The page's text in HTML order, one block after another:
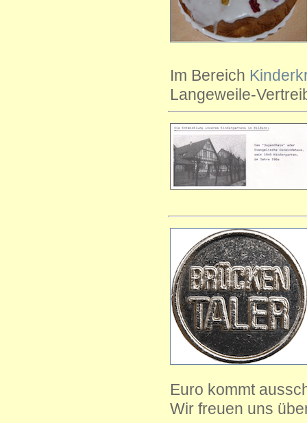
Im Bereich
Langeweile-
Euro kommt
Wir freuen uns